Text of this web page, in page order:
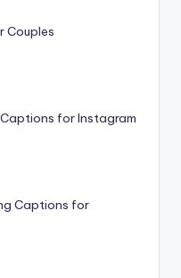
Couples
for Instagram
Captions for